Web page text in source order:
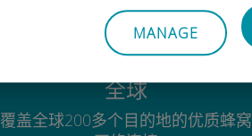
MANAGE
全球
覆盖全球200多个目的地的优质蜂窝